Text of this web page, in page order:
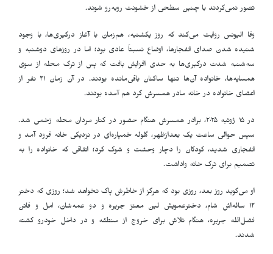
تصور نمی‌کردند با چنین سطحی از خشونت روبه‌رو شوند.
وفا الیونس روایت می‌کند که روز یکشنبه، هم‌زمان با آغاز درگیری‌ها، با وجود
شنیده شدن صدای انفجارها، اوضاع نسبتاً عادی بود؛ اما در روزهای دوشنبه و
سه‌شنبه شدت درگیری‌ها به حدی افزایش یافت که پس از ترک محله از سوی
همسایه‌ها، خانواده آن‌ها تنها ساکنان باقی‌مانده بودند. در آن زمان ۲۱ نفر از
اعضای خانواده در خانه مادر همسرش گرد هم آمده بودند.
در ۱۵ ژوئیه ۲۰۲۵، برادر همسرش هنگام حضور در کنار مردان محله زخمی شد.
سپس حوالی ساعت یک بعدازظهر، گلوله خمپاره‌ای در نزدیکی خانه فرود آمد و
انفجاری شدید، کودکان را دچار وحشت و شوک کرد؛ اتفاقی که خانواده را به
تصمیم برای ترک خانه واداشت.
او می‌گوید روز بعد، روزی بود که هرگز از خاطرش پاک نخواهد شد؛ روزی که دختر
۱۲ ساله‌اش شام، دخترعمویش لین معتز جریره و دو عمه‌شان، امل و فاتن
فضل‌الله جریره، هنگام تلاش برای خروج از منطقه و در داخل خودرو کشته
شدند.